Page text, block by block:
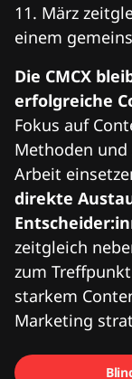
11. März
einem
Die CMCX
erfolgreiche
Fokus auf
Methoden
Arbeit
direkte
zeitgleich
zum
starkem
Marketing